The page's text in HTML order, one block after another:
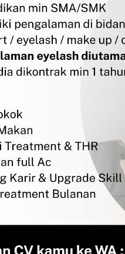
Loker Dealer Resmi Motor
Surya Abadi Plasindo
Loker Solo Raya di
Loker Sales Counter, Helper